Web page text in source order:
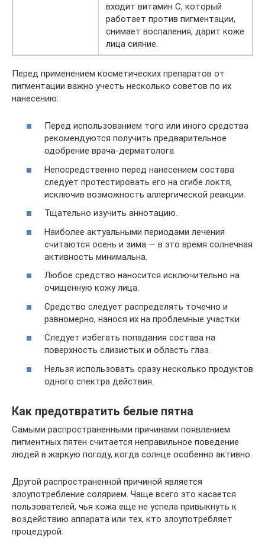
входит витамин С, который
работает против пигментации,
снимает воспаления, дарит коже
лица сияние.
Перед применением косметических препаратов от
пигментации важно учесть несколько советов по их
нанесению:
Перед использованием того или иного средства
рекомендуются получить предварительное
одобрение врача-дерматолога.
Непосредственно перед нанесением состава
следует протестировать его на сгибе локтя,
исключив возможность аллергической реакции.
Тщательно изучить аннотацию.
Наиболее актуальными периодами лечения
считаются осень и зима — в это время солнечная
активность минимальна.
Любое средство наносится исключительно на
очищенную кожу лица.
Средство следует распределять точечно и
равномерно, нанося их на проблемные участки
Следует избегать попадания состава на
поверхность слизистых и область глаз.
Нельзя использовать сразу несколько продуктов
одного спектра действия.
Как предотвратить белые пятна
Самыми распространенными причинами появлением
пигментных пятен считается неправильное поведение
людей в жаркую погоду, когда солнце особенно активно.
Другой распространенной причиной является
злоупотребление солярием. Чаще всего это касается
пользователей, чья кожа еще не успела привыкнуть к
воздействию аппарата или тех, кто злоупотребляет
процедурой.